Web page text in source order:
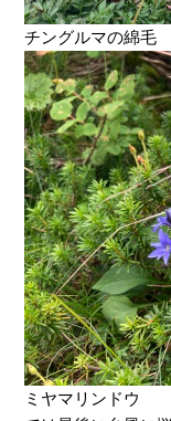
チングルマの綿毛
ミヤマリンドウ